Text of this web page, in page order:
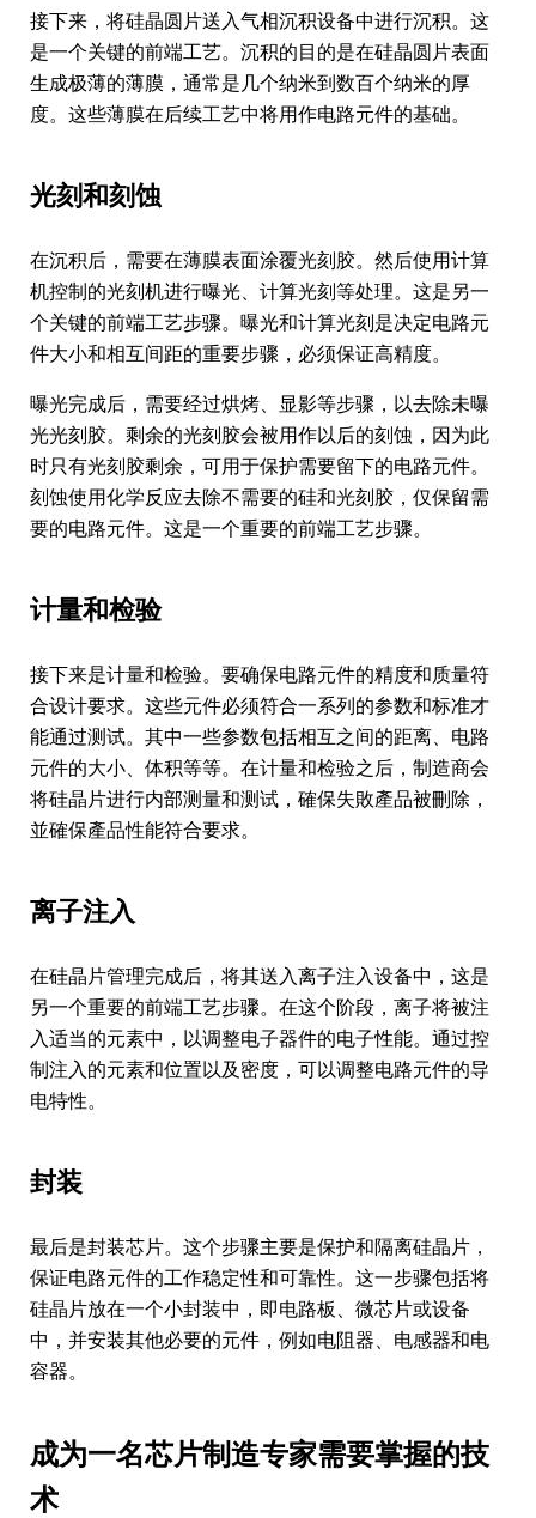
接下来，将硅晶圆片送入气相沉积设备中进行沉积。这
是一个关键的前端工艺。沉积的目的是在硅晶圆片表面
生成极薄的薄膜，通常是几个纳米到数百个纳米的厚
度。这些薄膜在后续工艺中将用作电路元件的基础。
光刻和刻蚀
在沉积后，需要在薄膜表面涂覆光刻胶。然后使用计算
机控制的光刻机进行曝光、计算光刻等处理。这是另一
个关键的前端工艺步骤。曝光和计算光刻是决定电路元
件大小和相互间距的重要步骤，必须保证高精度。
曝光完成后，需要经过烘烤、显影等步骤，以去除未曝
光光刻胶。剩余的光刻胶会被用作以后的刻蚀，因为此
时只有光刻胶剩余，可用于保护需要留下的电路元件。
刻蚀使用化学反应去除不需要的硅和光刻胶，仅保留需
要的电路元件。这是一个重要的前端工艺步骤。
计量和检验
接下来是计量和检验。要确保电路元件的精度和质量符
合设计要求。这些元件必须符合一系列的参数和标准才
能通过测试。其中一些参数包括相互之间的距离、电路
元件的大小、体积等等。在计量和检验之后，制造商会
将硅晶片进行内部测量和测试，確保失敗產品被刪除，
並確保產品性能符合要求。
离子注入
在硅晶片管理完成后，将其送入离子注入设备中，这是
另一个重要的前端工艺步骤。在这个阶段，离子将被注
入适当的元素中，以调整电子器件的电子性能。通过控
制注入的元素和位置以及密度，可以调整电路元件的导
电特性。
封装
最后是封装芯片。这个步骤主要是保护和隔离硅晶片，
保证电路元件的工作稳定性和可靠性。这一步骤包括将
硅晶片放在一个小封装中，即电路板、微芯片或设备
中，并安装其他必要的元件，例如电阻器、电感器和电
容器。
成为一名芯片制造专家需要掌握的技
术